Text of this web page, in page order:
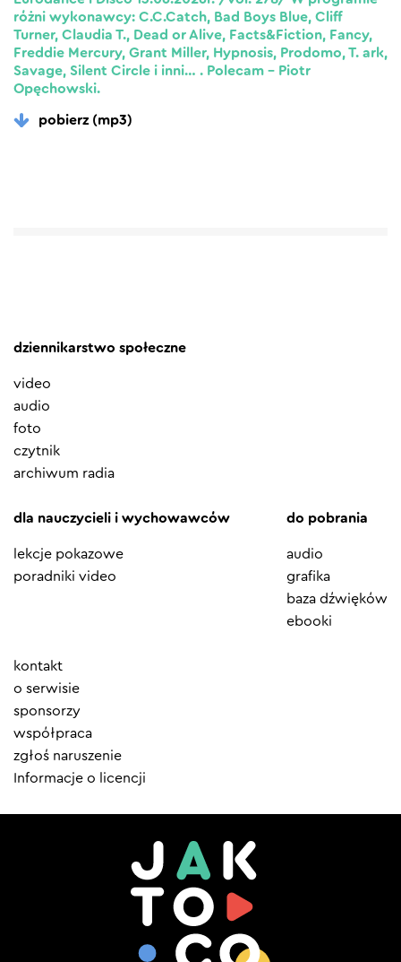
różni wykonawcy: C.C.Catch, Bad Boys Blue, Cliff
Turner, Claudia T., Dead or Alive, Facts&Fiction, Fancy,
Freddie Mercury, Grant Miller, Hypnosis, Prodomo, T. ark,
Savage, Silent Circle i inni… . Polecam – Piotr
Opęchowski.
pobierz (mp3)
dziennikarstwo społeczne
video
audio
foto
czytnik
archiwum radia
dla nauczycieli i wychowawców
lekcje pokazowe
poradniki video
do pobrania
audio
grafika
baza dźwięków
ebooki
Element
menu
kontakt
o serwisie
sponsorzy
współpraca
zgłoś naruszenie
Informacje o licencji